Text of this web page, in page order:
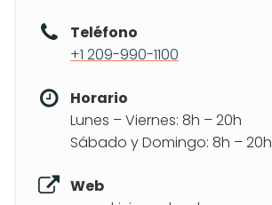
Teléfono
+1 209-990-1100
Horario
Lunes – Viernes: 8h – 20h
Sábado y Domingo: 8h – 20h
Web